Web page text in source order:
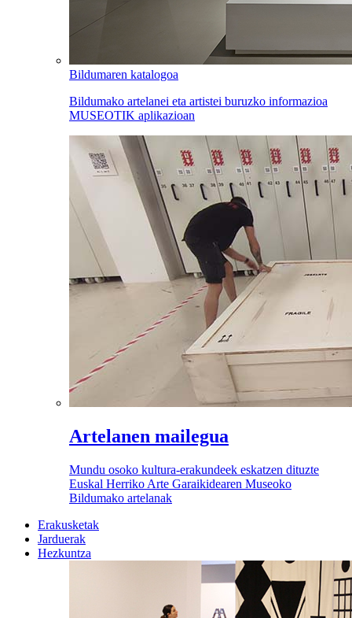
Bildumaren katalogoa
Bildumako artelanei eta artistei buruzko informazioa
MUSEOTIK aplikazioan
Artelanen mailegua
Mundu osoko kultura-erakundeek eskatzen dituzte
Euskal Herriko Arte Garaikidearen Museoko
Bildumako artelanak
Erakusketak
Jarduerak
Hezkuntza